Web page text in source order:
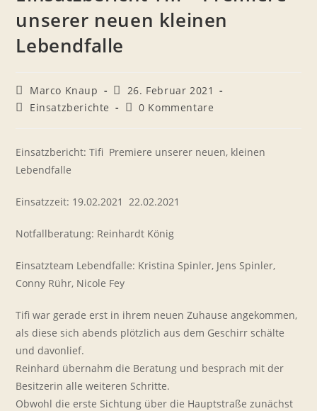
unserer neuen kleinen
Lebendfalle
Beitrags-
Autor:
Marco Knaup
Beitrag
veröffentlicht:
26. Februar 2021
Beitrags-
Einsatzberichte
Beitrags-
0 Kommentare
Einsatzbericht: Tifi  Premiere unserer neuen, kleinen
Lebendfalle
Einsatzzeit: 19.02.2021  22.02.2021
Notfallberatung: Reinhardt König
Einsatzteam Lebendfalle: Kristina Spinler, Jens Spinler,
Conny Rühr, Nicole Fey
Tifi war gerade erst in ihrem neuen Zuhause angekommen,
als diese sich abends plötzlich aus dem Geschirr schälte
und davonlief.
Reinhard übernahm die Beratung und besprach mit der
Besitzerin alle weiteren Schritte.
Obwohl die erste Sichtung über die Hauptstraße zunächst